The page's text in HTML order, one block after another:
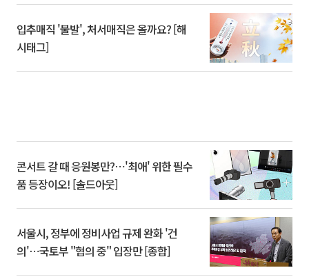
입추매직 '불발', 처서매직은 올까요? [해
시태그]
콘서트 갈 때 응원봉만?⋯'최애' 위한 필수
품 등장이오! [솔드아웃]
서울시, 정부에 정비사업 규제 완화 '건
의'⋯국토부 "협의 중" 입장만 [종합]